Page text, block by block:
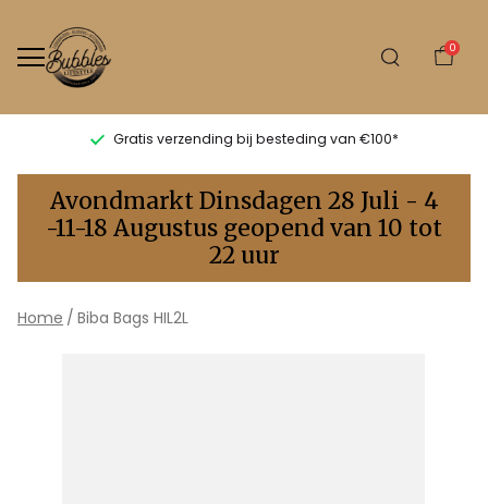
0
Gratis verzending bij besteding van €100*
Biba
Bags
HIL2L
-
Avondmarkt Dinsdagen 28 Juli - 4
-11-18 Augustus geopend van 10 tot
22 uur
Home Biba Bags HIL2L